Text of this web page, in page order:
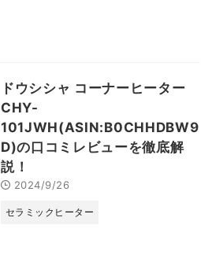
ドウシシャ コーナーヒーター
CHY-
101JWH(ASIN:B0CHHDBW9
D)の口コミレビューを徹底解
説！
2024/9/26
セラミックヒーター